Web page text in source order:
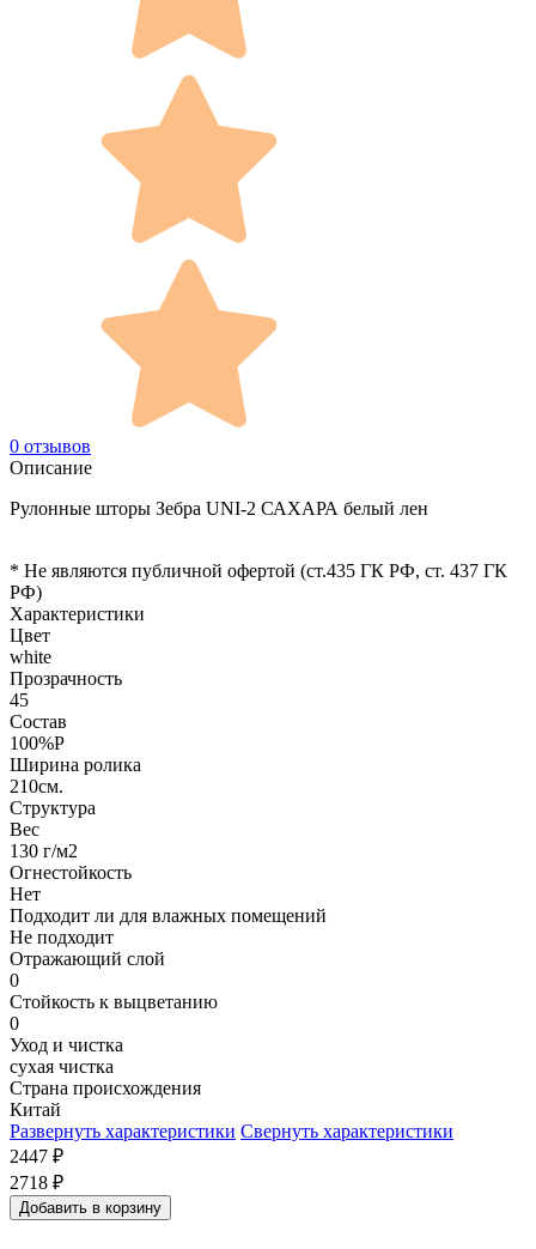
0 отзывов
Описание
Рулонные шторы Зебра UNI-2 САХАРА белый лен
* Не являются публичной офертой (ст.435 ГК РФ, cт. 437 ГК
РФ)
Характеристики
Цвет
white
Прозрачность
45
Состав
100%P
Ширина ролика
210см.
Структура
Вес
130 г/м2
Огнестойкость
Нет
Подходит ли для влажных помещений
Не подходит
Отражающий слой
0
Стойкость к выцветанию
0
Уход и чистка
сухая чистка
Страна происхождения
Китай
Развернуть характеристики Свернуть характеристики
2447 ₽
2718 ₽
Добавить в корзину